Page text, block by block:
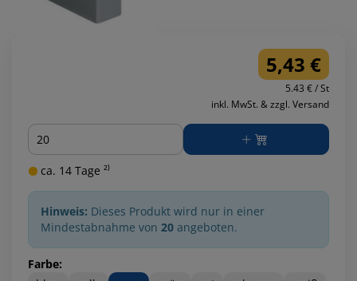
5,43 €
5.43 € / St
inkl. MwSt. & zzgl. Versand
Menge
ca. 14 Tage ²⁾
Hinweis: Dieses Produkt wird nur in einer
Mindestabnahme von 20 angeboten.
Farbe: